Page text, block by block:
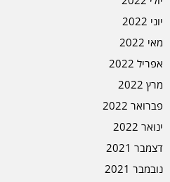
יוני 2022
מאי 2022
אפריל 2022
מרץ 2022
פברואר 2022
ינואר 2022
דצמבר 2021
נובמבר 2021